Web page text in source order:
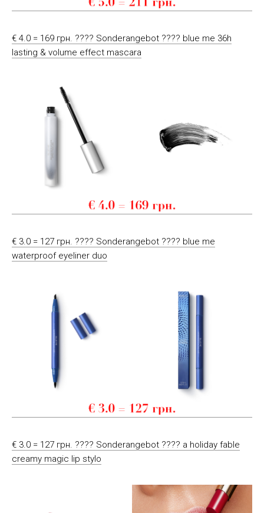
€ 4.0 = 169 грн. ???? Sonderangebot ???? blue me 36h
lasting & volume effect mascara
€ 3.0 = 127 грн. ???? Sonderangebot ???? blue me
waterproof eyeliner duo
€ 3.0 = 127 грн. ???? Sonderangebot ???? a holiday fable
creamy magic lip stylo